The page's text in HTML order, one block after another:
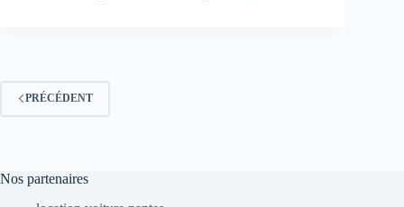
PRÉCÉDENT
Nos partenaires